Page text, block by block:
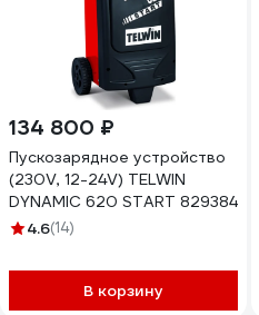
134 800 ₽
Пускозарядное устройство
(230V, 12-24V) TELWIN
DYNAMIC 620 START 829384
4.6(14)
В корзину